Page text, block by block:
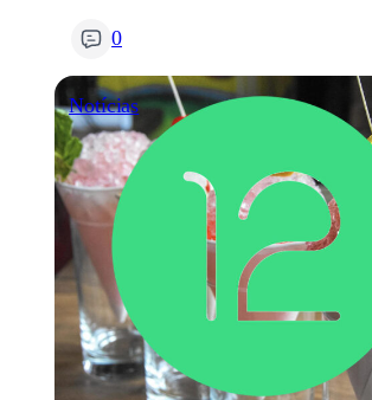
0
Notícias